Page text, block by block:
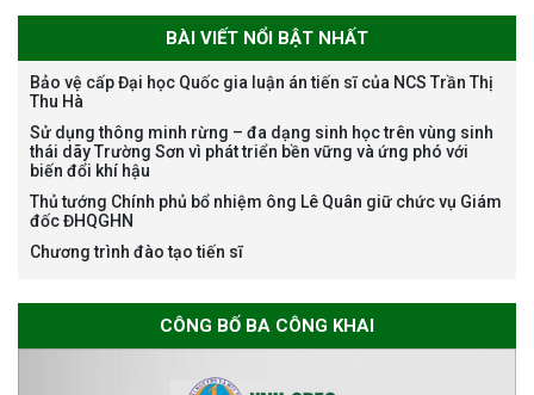
bổng Nagao tại Việt Nam năm
học 2026-2027
Thông báo về việc họp Tiểu
sơ chuyên môn cho các thí sinh
BÀI VIẾT NỔI BẬT NHẤT
Bảo vệ cấp Đại học Quốc gia luận án tiến sĩ của NCS Trần Thị
Thu Hà
Sử dụng thông minh rừng – đa dạng sinh học trên vùng sinh
thái dãy Trường Sơn vì phát triển bền vững và ứng phó với
biến đổi khí hậu
Thủ tướng Chính phủ bổ nhiệm ông Lê Quân giữ chức vụ Giám
đốc ĐHQGHN
Chương trình đào tạo tiến sĩ
CÔNG BỐ BA CÔNG KHAI